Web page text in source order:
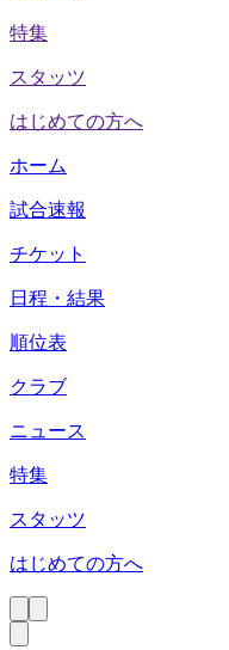
特集
スタッツ
はじめての方へ
ホーム
試合速報
チケット
日程・結果
順位表
クラブ
ニュース
特集
スタッツ
はじめての方へ